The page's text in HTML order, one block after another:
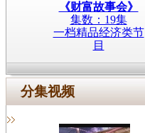
《财富故事会》
集数：19集
一档精品经济类节
目
分集视频